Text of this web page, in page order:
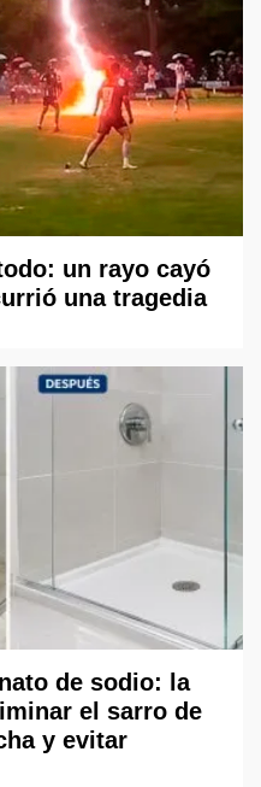
un rayo cayó
una tragedia
de sodio: la
el sarro de
y evitar